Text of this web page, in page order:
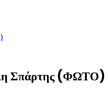
Σπάρτης (ΦΩΤΟ)